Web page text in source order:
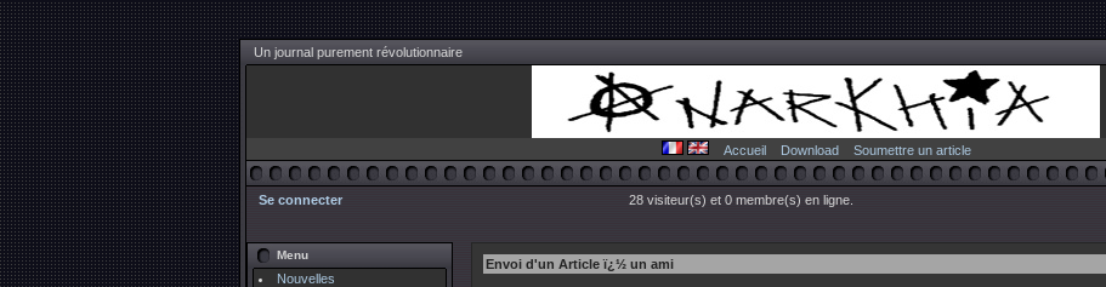
Un journal purement révolutionnaire
Accueil Download Soumettre un article
Se connecter 28 visiteur(s) et 0 membre(s) en ligne.
Menu
Nouvelles
Envoi d'un Article ï¿½ un ami